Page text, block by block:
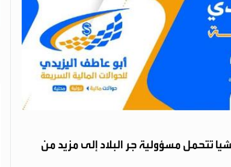
تتحمل مسؤولية جر البلاد إلى مزيد من